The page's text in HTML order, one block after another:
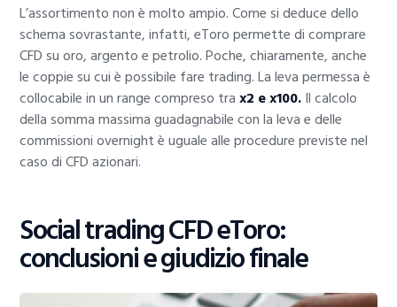
L’assortimento non è molto ampio. Come si deduce dello
schema sovrastante, infatti, eToro permette di comprare
CFD su oro, argento e petrolio. Poche, chiaramente, anche
le coppie su cui è possibile fare trading. La leva permessa è
collocabile in un range compreso trax2 e x100.Il calcolo
della somma massima guadagnabile con la leva e delle
commissioni overnight è uguale alle procedure previste nel
caso di CFD azionari.
Social trading CFD eToro:
conclusioni e giudizio finale